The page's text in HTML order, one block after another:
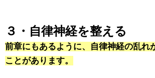
３・自律神経を整える
前章にもあるように、自律神経の乱れ
ことがあります。